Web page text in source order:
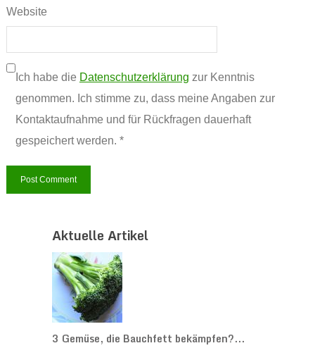
Website
Ich habe die Datenschutzerklärung zur Kenntnis
genommen. Ich stimme zu, dass meine Angaben zur
Kontaktaufnahme und für Rückfragen dauerhaft
gespeichert werden. *
Aktuelle Artikel
3 Gemüse, die Bauchfett bekämpfen?...